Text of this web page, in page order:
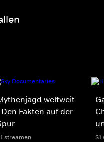
weltweit
Den Fakten auf der
streamen